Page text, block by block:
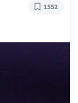
1552